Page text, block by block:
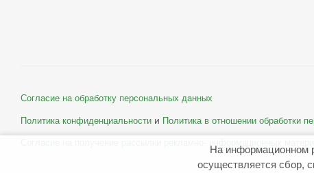
Согласие на обработку персональных данных
Политика конфиденциальности и Политика в отношении обработки
На информационном
осуществляется сбор,